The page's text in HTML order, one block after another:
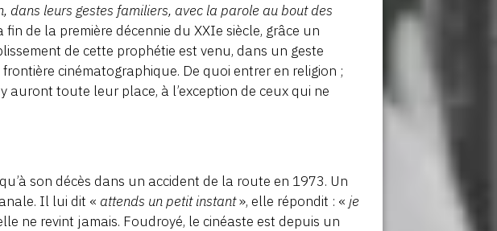
dans leurs gestes familiers, avec la parole au bout des
fin de la première décennie du XXIe siècle, grâce un
de cette prophétie est venu, dans un geste
cinématographique. De quoi entrer en religion ;
auront toute leur place, à l’exception de ceux qui ne
son décès dans un accident de la route en 1973. Un
Il lui dit « attends un petit instant», elle répondit : «je
ne revint jamais. Foudroyé, le cinéaste est depuis un